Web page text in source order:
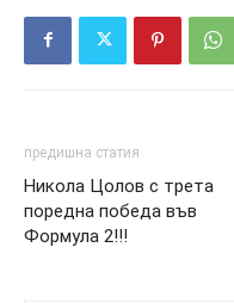
предишна статия
Никола Цолов с трета
поредна победа във
Формула 2!!!